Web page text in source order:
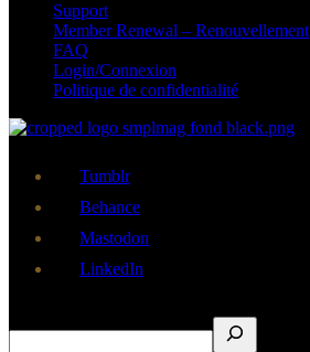
Support
Member Renewal – Renouvellement
FAQ
Login/Connexion
Politique de confidentialité
Tumblr
Behance
Mastodon
LinkedIn